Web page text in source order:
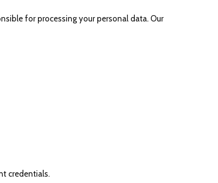
for processing your personal data. Our
credentials.